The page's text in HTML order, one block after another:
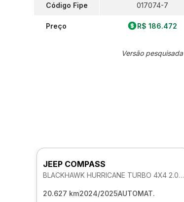
Código Fipe
Preço
017074-7
R$ 186.472
Versão pesquisada
JEEP COMPASS
BLACKHAWK HURRICANE TURBO 4X4 2.0 AUTOMATICO
20.627 km2024/2025AUTOMAT.